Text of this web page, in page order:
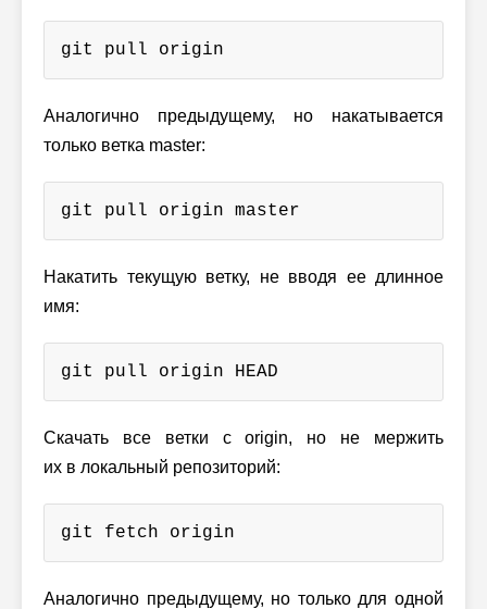
git pull origin
Аналогично предыдущему, но накатывается
только ветка master:
git pull origin master
Накатить текущую ветку, не вводя ее длинное
имя:
git pull origin HEAD
Скачать все ветки с origin, но не мержить
их в локальный репозиторий:
git fetch origin
Аналогично предыдущему, но только для одной